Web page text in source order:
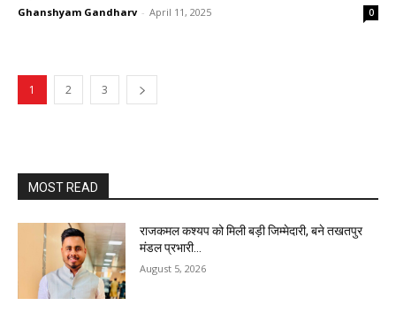
Ghanshyam Gandharv - April 11, 2025 0
1 2 3
MOST READ
राजकमल कश्यप को मिली बड़ी जिम्मेदारी, बने तखतपुर
मंडल प्रभारी…
August 5, 2026